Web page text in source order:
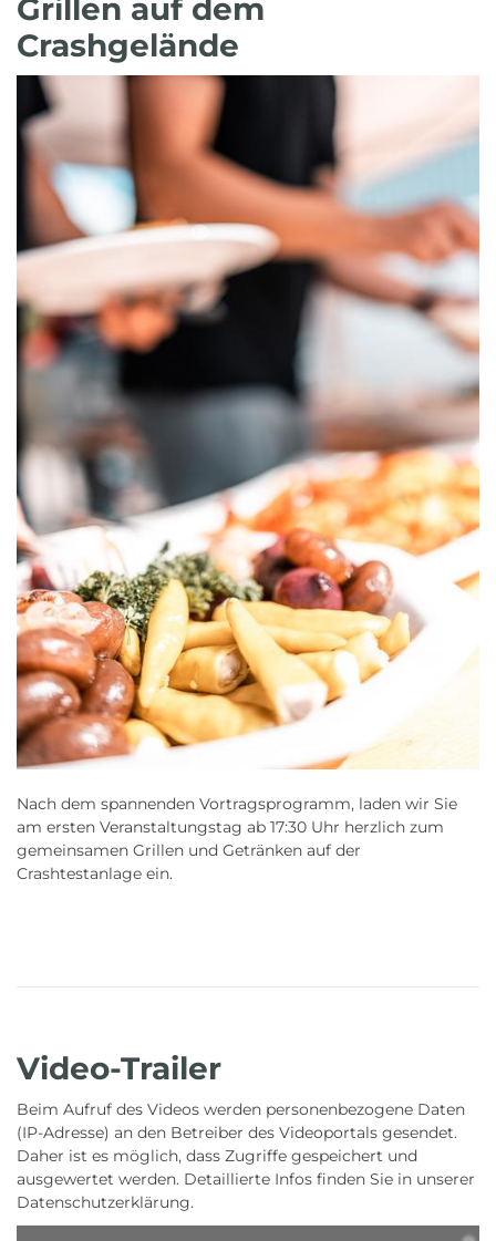
Grillen auf dem
Crashgelände
Nach dem spannenden Vortragsprogramm, laden wir Sie
am ersten Veranstaltungstag ab 17:30 Uhr herzlich zum
gemeinsamen Grillen und Getränken auf der
Crashtestanlage ein.
Video-Trailer
Beim Aufruf des Videos werden personenbezogene Daten
(IP-Adresse) an den Betreiber des Videoportals gesendet.
Daher ist es möglich, dass Zugriffe gespeichert und
ausgewertet werden. Detaillierte Infos finden Sie in unserer
Datenschutzerklärung.